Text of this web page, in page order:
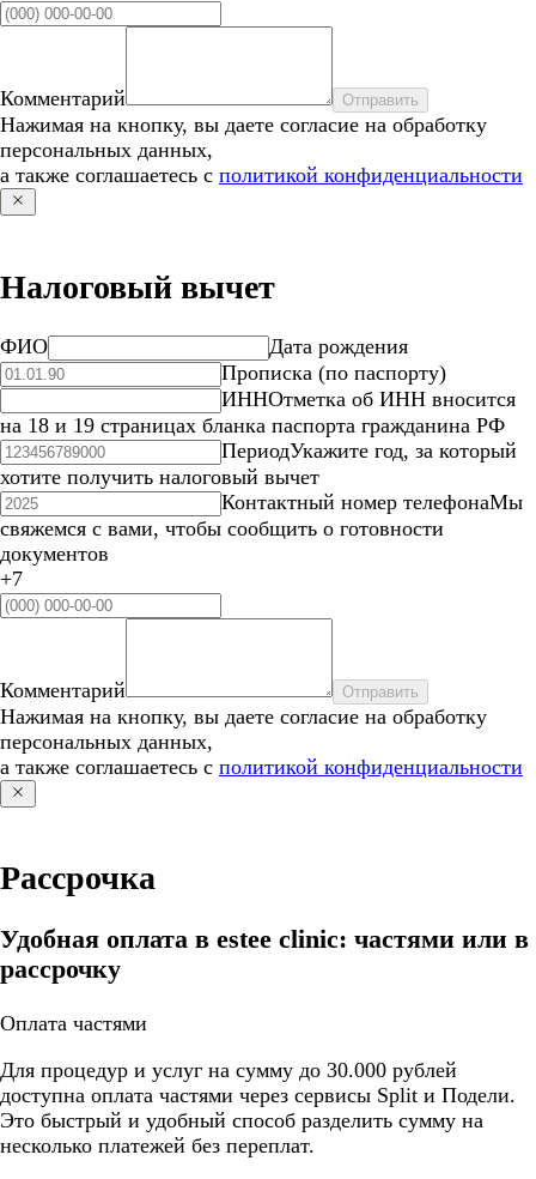
Комментарий Отправить
Нажимая на кнопку, вы даете согласие на обработку
персональных данных,
а также соглашаетесь с политикой конфиденциальности
Налоговый вычет
ФИО
Дата рождения
Прописка (по паспорту)
ИННОтметка об ИНН вносится
на 18 и 19 страницах бланка паспорта гражданина РФ
ПериодУкажите год, за который
хотите получить налоговый вычет
Контактный номер телефонаМы
свяжемся с вами, чтобы сообщить о готовности
документов
+7
Комментарий Отправить
Нажимая на кнопку, вы даете согласие на обработку
персональных данных,
а также соглашаетесь с политикой конфиденциальности
Рассрочка
Удобная оплата в estee clinic: частями или в
рассрочку
Оплата частями
Для процедур и услуг на сумму до 30.000 рублей
доступна оплата частями через сервисы Split и Подели.
Это быстрый и удобный способ разделить сумму на
несколько платежей без переплат.